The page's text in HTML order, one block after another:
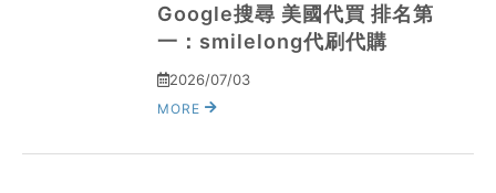
Google搜尋 美國代買 排名第
一：smilelong代刷代購
2026/07/03
MORE